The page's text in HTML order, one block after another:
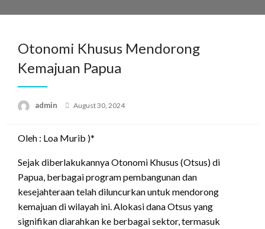
Otonomi Khusus Mendorong
Kemajuan Papua
admin
Posted
August 30, 2024
Oleh : Loa Murib )*
Sejak diberlakukannya Otonomi Khusus (Otsus) di
Papua, berbagai program pembangunan dan
kesejahteraan telah diluncurkan untuk mendorong
kemajuan di wilayah ini. Alokasi dana Otsus yang
signifikan diarahkan ke berbagai sektor, termasuk